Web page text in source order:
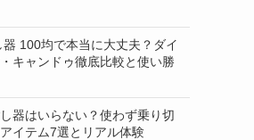
100均で本当に大丈夫？ダイ
キャンドゥ徹底比較と使い勝
器はいらない？使わず乗り切
イテム7選とリアル体験